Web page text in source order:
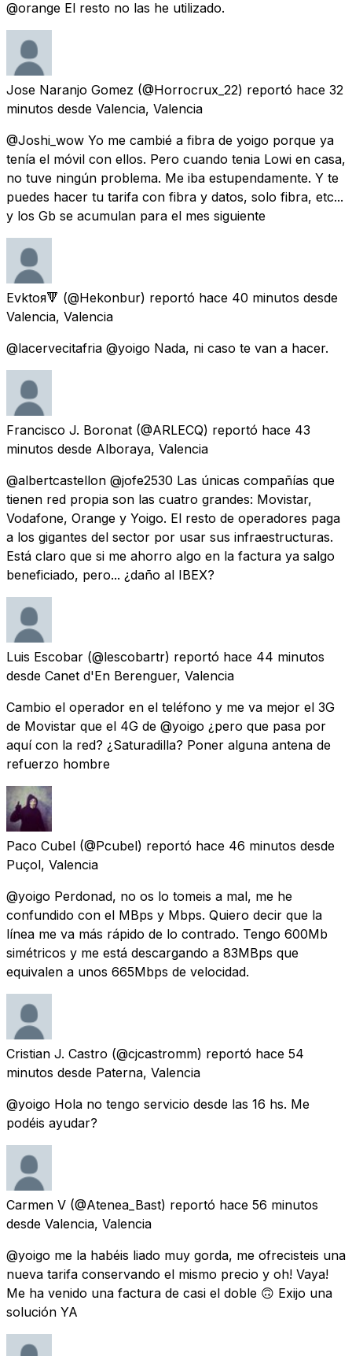
@orange El resto no las he utilizado.
Jose Naranjo Gomez (@Horrocrux_22) reportó hace 32
minutos desde Valencia, Valencia
@Joshi_wow Yo me cambié a fibra de yoigo porque ya
tenía el móvil con ellos. Pero cuando tenia Lowi en casa,
no tuve ningún problema. Me iba estupendamente. Y te
puedes hacer tu tarifa con fibra y datos, solo fibra, etc...
y los Gb se acumulan para el mes siguiente
Evktoя🔻 (@Hekonbur) reportó hace 40 minutos desde
Valencia, Valencia
@lacervecitafria @yoigo Nada, ni caso te van a hacer.
Francisco J. Boronat (@ARLECQ) reportó hace 43
minutos desde Alboraya, Valencia
@albertcastellon @jofe2530 Las únicas compañías que
tienen red propia son las cuatro grandes: Movistar,
Vodafone, Orange y Yoigo. El resto de operadores paga
a los gigantes del sector por usar sus infraestructuras.
Está claro que si me ahorro algo en la factura ya salgo
beneficiado, pero... ¿daño al IBEX?
Luis Escobar (@lescobartr) reportó hace 44 minutos
desde Canet d'En Berenguer, Valencia
Cambio el operador en el teléfono y me va mejor el 3G
de Movistar que el 4G de @yoigo ¿pero que pasa por
aquí con la red? ¿Saturadilla? Poner alguna antena de
refuerzo hombre
Paco Cubel (@Pcubel) reportó hace 46 minutos desde
Puçol, Valencia
@yoigo Perdonad, no os lo tomeis a mal, me he
confundido con el MBps y Mbps. Quiero decir que la
línea me va más rápido de lo contrado. Tengo 600Mb
simétricos y me está descargando a 83MBps que
equivalen a unos 665Mbps de velocidad.
Cristian J. Castro (@cjcastromm) reportó hace 54
minutos desde Paterna, Valencia
@yoigo Hola no tengo servicio desde las 16 hs. Me
podéis ayudar?
Carmen V (@Atenea_Bast) reportó hace 56 minutos
desde Valencia, Valencia
@yoigo me la habéis liado muy gorda, me ofrecisteis una
nueva tarifa conservando el mismo precio y oh! Vaya!
Me ha venido una factura de casi el doble 🙃 Exijo una
solución YA